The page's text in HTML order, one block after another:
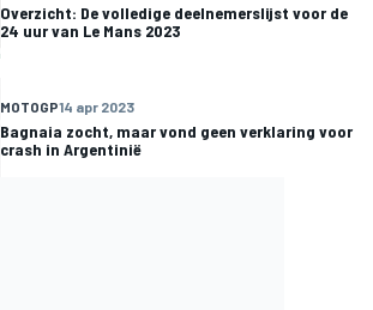
Overzicht: De volledige deelnemerslijst voor de
24 uur van Le Mans 2023
MOTOGP14 apr 2023
Bagnaia zocht, maar vond geen verklaring voor
crash in Argentinië